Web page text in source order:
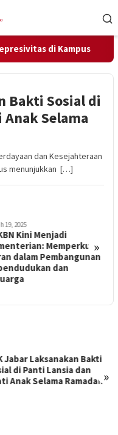
di Kampus
Bakti Sosial di
Selama
dan Kesejahteraan
menunjukkan […]
»
19, 2025
Kini Menjadi
Memperkuat
dalam Pembangunan
dan
»
Jabar Laksanakan Bakti
di Panti Lansia dan
Anak Selama Ramadan